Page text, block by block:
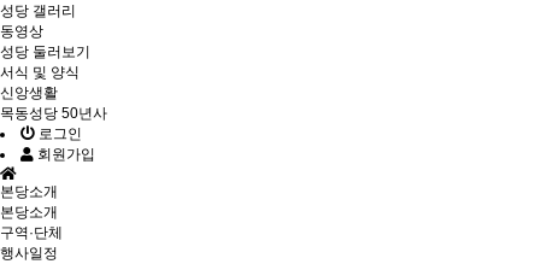
성당 갤러리
동영상
성당 둘러보기
서식 및 양식
신앙생활
목동성당 50년사
로그인
회원가입
본당소개
본당소개
구역·단체
행사일정